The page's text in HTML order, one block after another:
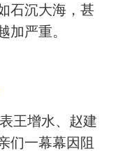
石沉大海，甚
加严重。
王增水、赵建
们一幕幕因阻